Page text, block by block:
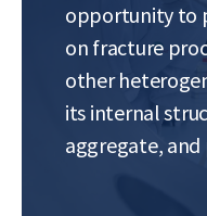
opportunity to
on fracture
other
its internal
aggregate,
develops at